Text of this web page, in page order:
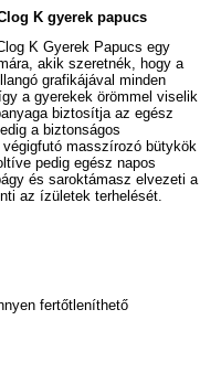
K gyerek papucs
K Gyerek Papucs egy
akik szeretnék, hogy a
grafikájával minden
a gyerekek örömmel viselik
biztosítja az egész
a biztonságos
masszírozó bütykök
pedig egész napos
és saroktámasz elvezeti a
az ízületek terhelését.
fertőtleníthető